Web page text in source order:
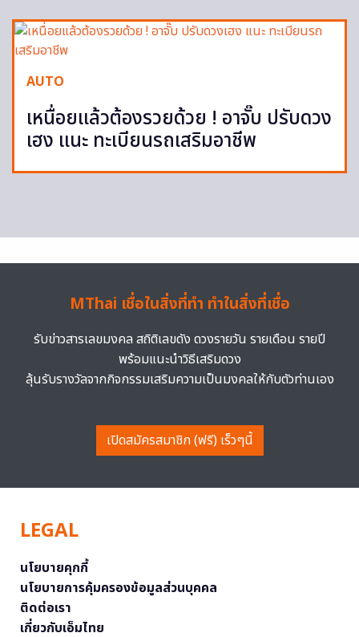
AUTO
เหนื่อยแล้วต้องรวยด้วย ! อาจั๊บ ปรับดวง
เฮง แนะ ทะเบียนรถเสริมอาชีพ
MThai เชื่อในสิ่งที่ทำ ทำในสิ่งที่เชื่อ
รับข่าวสารเลขมงคล สถิติเลขดัง ดวงรายวัน รายเดือน รายปี
พร้อมแนะนำวิธีเสริมดวง
ลุ้นรับรางวัลจากกิจกรรมเสริมความเป็นมงคลให้กับตัวท่านเอง
เปิดสมัครสมาชิก (ฟรี) เร็วๆนี้
LEGAL
นโยบายคุกกี้
นโยบายการคุ้มครองข้อมูลส่วนบุคคล
ติดต่อเรา
เกี่ยวกับเอ็มไทย